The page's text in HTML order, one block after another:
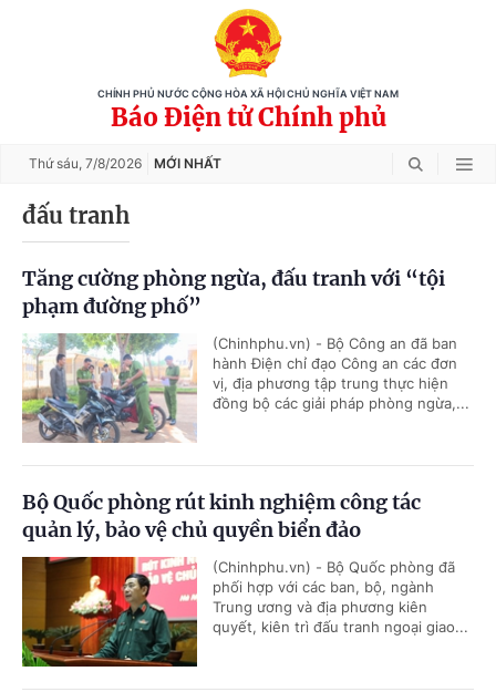
CHÍNH PHỦ NƯỚC CỘNG HÒA XÃ HỘI CHỦ NGHĨA VIỆT NAM
Báo Điện tử Chính phủ
Thứ sáu, 7/8/2026 MỚI NHẤT
đấu tranh
Tăng cường phòng ngừa, đấu tranh với “tội
phạm đường phố”
(Chinhphu.vn) - Bộ Công an đã ban
hành Điện chỉ đạo Công an các đơn
vị, địa phương tập trung thực hiện
đồng bộ các giải pháp phòng ngừa,...
Bộ Quốc phòng rút kinh nghiệm công tác
quản lý, bảo vệ chủ quyền biển đảo
(Chinhphu.vn) - Bộ Quốc phòng đã
phối hợp với các ban, bộ, ngành
Trung ương và địa phương kiên
quyết, kiên trì đấu tranh ngoại giao...